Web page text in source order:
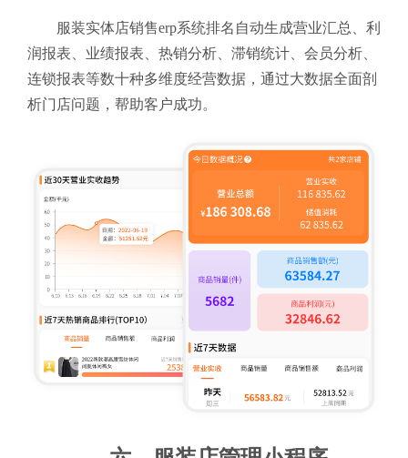
服装实体店销售erp系统排名自动生成营业汇总、利
润报表、业绩报表、热销分析、滞销统计、会员分析、
连锁报表等数十种多维度经营数据，通过大数据全面剖
析门店问题，帮助客户成功。